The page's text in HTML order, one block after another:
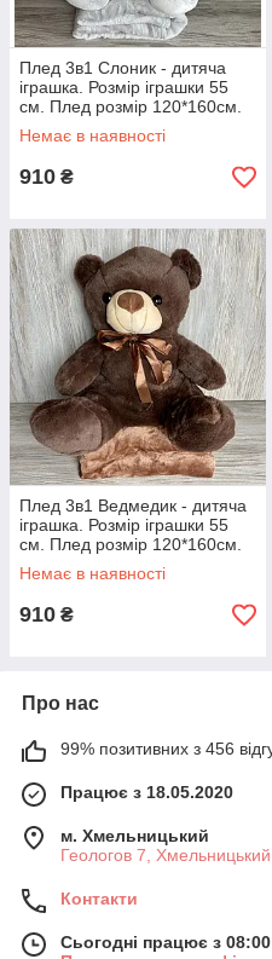
Плед 3в1 Слоник - дитяча
іграшка. Розмір іграшки 55
см. Плед розмір 120*160см.
Немає в наявності
910 ₴
Плед 3в1 Ведмедик - дитяча
іграшка. Розмір іграшки 55
см. Плед розмір 120*160см.
Немає в наявності
910 ₴
Про нас
99% позитивних з 456
Працює з 18.05.2020
м. Хмельницький
Геологов 7,
Контакти
Сьогодні працює з